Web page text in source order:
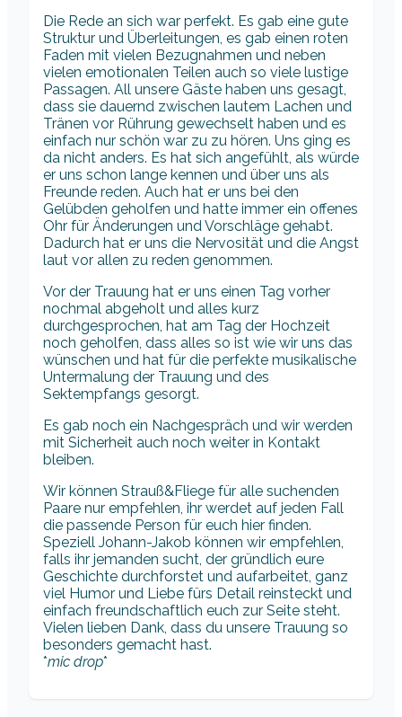
Die Rede an sich war perfekt. Es gab eine gute
Struktur und Überleitungen, es gab einen roten
Faden mit vielen Bezugnahmen und neben
vielen emotionalen Teilen auch so viele lustige
Passagen. All unsere Gäste haben uns gesagt,
dass sie dauernd zwischen lautem Lachen und
Tränen vor Rührung gewechselt haben und es
einfach nur schön war zu zu hören. Uns ging es
da nicht anders. Es hat sich angefühlt, als würde
er uns schon lange kennen und über uns als
Freunde reden. Auch hat er uns bei den
Gelübden geholfen und hatte immer ein offenes
Ohr für Änderungen und Vorschläge gehabt.
Dadurch hat er uns die Nervosität und die Angst
laut vor allen zu reden genommen.
Vor der Trauung hat er uns einen Tag vorher
nochmal abgeholt und alles kurz
durchgesprochen, hat am Tag der Hochzeit
noch geholfen, dass alles so ist wie wir uns das
wünschen und hat für die perfekte musikalische
Untermalung der Trauung und des
Sektempfangs gesorgt.
Es gab noch ein Nachgespräch und wir werden
mit Sicherheit auch noch weiter in Kontakt
bleiben.
Wir können Strauß&Fliege für alle suchenden
Paare nur empfehlen, ihr werdet auf jeden Fall
die passende Person für euch hier finden.
Speziell Johann-Jakob können wir empfehlen,
falls ihr jemanden sucht, der gründlich eure
Geschichte durchforstet und aufarbeitet, ganz
viel Humor und Liebe fürs Detail reinsteckt und
einfach freundschaftlich euch zur Seite steht.
Vielen lieben Dank, dass du unsere Trauung so
besonders gemacht hast.
*mic drop*